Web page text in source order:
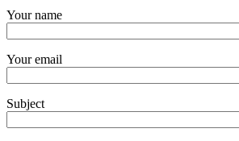
Your name
Your email
Subject